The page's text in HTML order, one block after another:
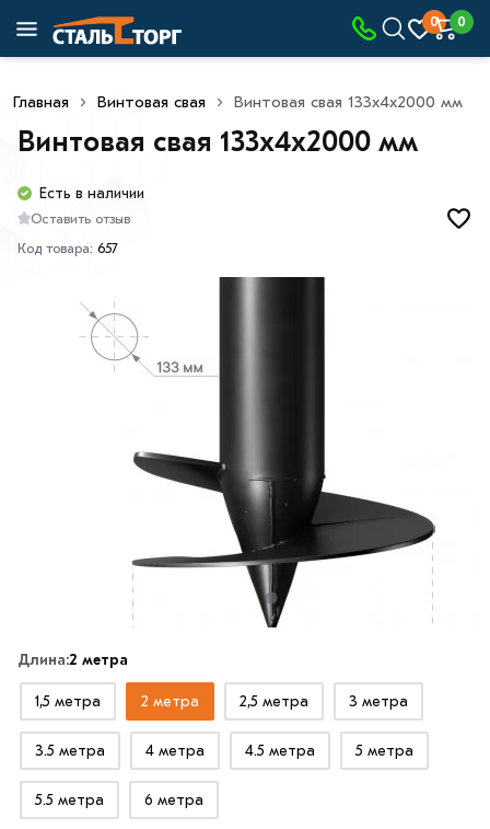
0 0
Главная Винтовая свая Винтовая свая 133х4х2000 мм
Винтовая свая 133х4х2000 мм
Есть в наличии
Оставить отзыв
Код товара: 657
Длина:2 метра
1,5 метра 2 метра 2,5 метра 3 метра
3.5 метра 4 метра 4.5 метра 5 метра
5.5 метра 6 метра